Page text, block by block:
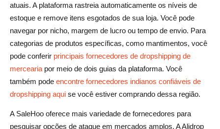
atuais. A plataforma rastreia automaticamente os níveis de
estoque e remove itens esgotados de sua loja. Você pode
navegar por nicho, margem de lucro ou tempo de envio. Para
categorias de produtos específicas, como mantimentos, você
pode conferir principais fornecedores de dropshipping de
mercearia por meio de dois guias da plataforma. Você
também pode encontre fornecedores indianos confiáveis de
dropshipping aqui se você estiver comprando dessa região.
A SaleHoo oferece mais variedade de fornecedores para
pesquisar opções de ataque em mercados amplos. A Alidrop